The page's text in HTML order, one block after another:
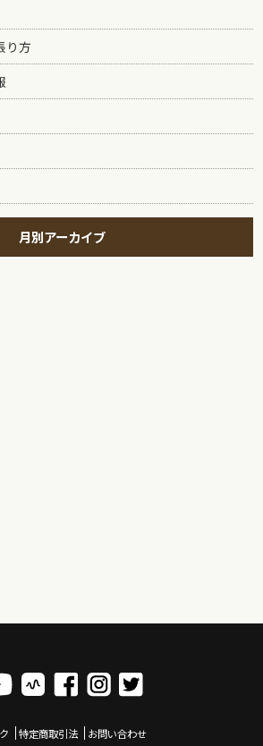
り方
月別アーカイブ
特定商取引法 お問い合わせ